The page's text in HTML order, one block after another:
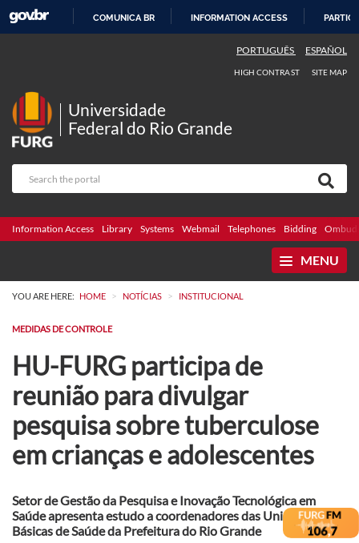
COMUNICA BR INFORMATION ACCESS
PORTUGUÊS ESPAÑOL
HIGH CONTRAST SITE MAP
Universidade
Federal do Rio Grande
Information Access Library Systems Webmail Telephones Bidding
MENU
YOU ARE HERE: HOME > NOTÍCIAS > INSTITUCIONAL
MEDIDAS DE CONTROLE
HU-FURG participa de
reunião para divulgar
pesquisa sobre tuberculose
em crianças e adolescentes
Setor de Gestão da Pesquisa e Inovação Tecnológica em
Saúde apresenta estudo a coordenadores das Unidades
Básicas de Saúde da Prefeitura do Rio Grande